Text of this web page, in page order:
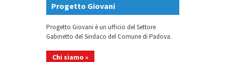
Progetto Giovani
Progetto Giovani è un ufficio del Settore
Gabinetto del Sindaco del Comune di Padova.
Chi siamo »